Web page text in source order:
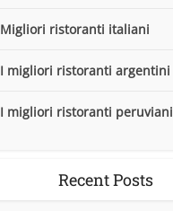
Migliori ristoranti italiani
I migliori ristoranti argentini
I migliori ristoranti peruviani
Recent Posts